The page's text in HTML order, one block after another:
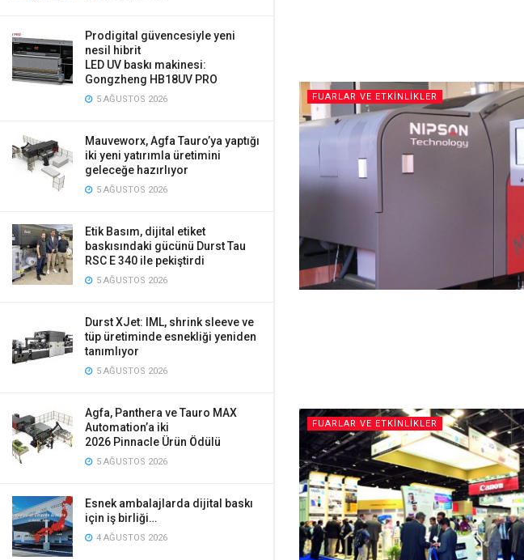
Prodigital güvencesiyle yeni
nesil hibrit
LED UV baskı makinesi:
Gongzheng HB18UV PRO
5 AĞUSTOS 2026
Mauveworx, Agfa Tauro’ya yaptığı
iki yeni yatırımla üretimini
geleceğe hazırlıyor
5 AĞUSTOS 2026
Etik Basım, dijital etiket
baskısındaki gücünü Durst Tau
RSC E 340 ile pekiştirdi
5 AĞUSTOS 2026
Durst XJet: IML, shrink sleeve ve
tüp üretiminde esnekliği yeniden
tanımlıyor
5 AĞUSTOS 2026
Agfa, Panthera ve Tauro MAX
Automation’a iki
2026 Pinnacle Ürün Ödülü
5 AĞUSTOS 2026
Esnek ambalajlarda dijital baskı
için iş birliği…
4 AĞUSTOS 2026
FUARLAR VE ETKINLIKLER
FUARLAR VE ETKINLIKLER